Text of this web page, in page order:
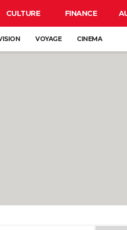
CULTURE FINANCE
VOYAGE CINEMA